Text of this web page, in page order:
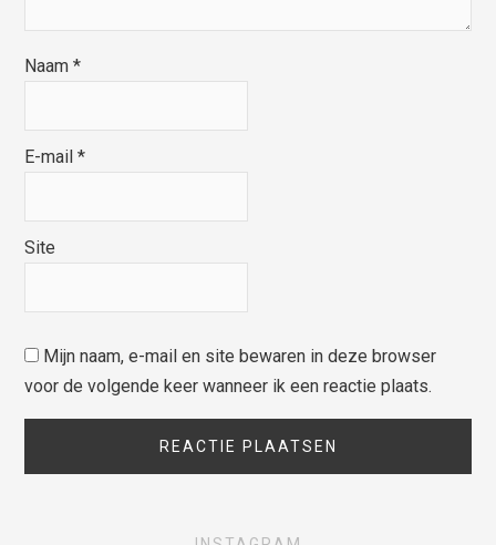
Naam*
E-mail*
Site
Mijn naam, e-mail en site bewaren in deze browser
voor de volgende keer wanneer ik een reactie plaats.